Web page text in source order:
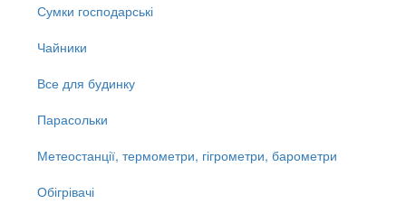
Сумки господарські
Чайники
Все для будинку
Парасольки
Метеостанції, термометри, гігрометри, барометри
Обігрівачі